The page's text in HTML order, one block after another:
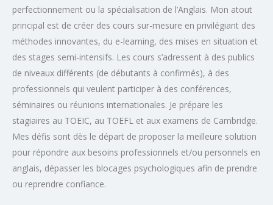
perfectionnement ou la spécialisation de l’Anglais. Mon atout
principal est de créer des cours sur-mesure en privilégiant des
méthodes innovantes, du e-learning, des mises en situation et
des stages semi-intensifs. Les cours s’adressent à des publics
de niveaux différents (de débutants à confirmés), à des
professionnels qui veulent participer à des conférences,
séminaires ou réunions internationales. Je prépare les
stagiaires au TOEIC, au TOEFL et aux examens de Cambridge.
Mes défis sont dès le départ de proposer la meilleure solution
pour répondre aux besoins professionnels et/ou personnels en
anglais, dépasser les blocages psychologiques afin de prendre
ou reprendre confiance.